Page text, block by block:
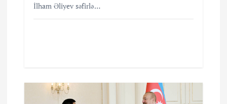
İlham Əliyev səfirlə…